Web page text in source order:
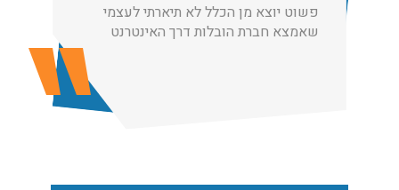
יוצא מן הכלל לא תיארתי לעצמי
חברת הובלות דרך האינטרנט
הובלות מנוף בפרדס חנה:
העברת פריטים כבדים עם מנוף בפרדס חנה ואפשרות הובלת